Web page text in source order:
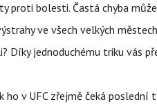
proti bolesti. Častá chyba
ve všech velkých
Díky jednoduchému triku vás
ho v UFC zřejmě čeká poslední